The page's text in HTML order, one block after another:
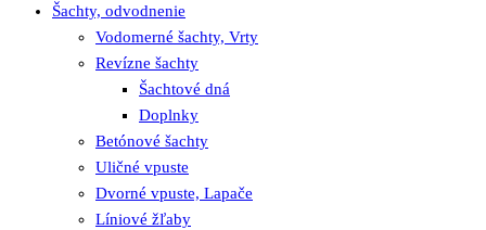
Šachty, odvodnenie
Vodomerné šachty, Vrty
Revízne šachty
Šachtové dná
Doplnky
Betónové šachty
Uličné vpuste
Dvorné vpuste, Lapače
Líniové žľaby